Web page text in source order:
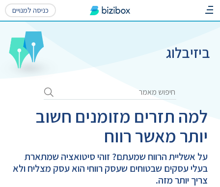
כניסה למנויים
ביזיבלוג
למה תזרים מזומנים חשוב
יותר מאשר רווח
על אשליית הרווח שמעתם? זוהי סיטואציה שמתארת
בעלי עסקים שבטוחים שעסק רווחי הוא עסק מצליח ולא
צריך יותר מזה.